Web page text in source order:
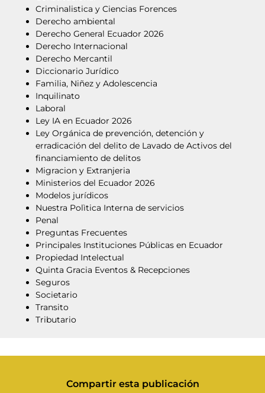
Criminalistica y Ciencias Forences
Derecho ambiental
Derecho General Ecuador 2026
Derecho Internacional
Derecho Mercantil
Diccionario Jurídico
Familia, Niñez y Adolescencia
Inquilinato
Laboral
Ley IA en Ecuador 2026
Ley Orgánica de prevención, detención y
erradicación del delito de Lavado de Activos del
financiamiento de delitos
Migracion y Extranjeria
Ministerios del Ecuador 2026
Modelos jurídicos
Nuestra Polìtica Interna de servicios
Penal
Preguntas Frecuentes
Principales Instituciones Públicas en Ecuador
Propiedad Intelectual
Quinta Gracia Eventos & Recepciones
Seguros
Societario
Transito
Tributario
Compartir esta publicación